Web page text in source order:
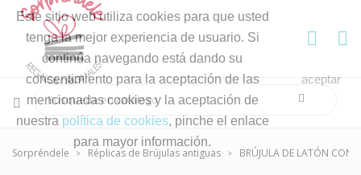
Este sitio web utiliza cookies para que usted
tenga la mejor experiencia de usuario. Si
continúa navegando está dando su
consentimiento para la aceptación de las
mencionadas cookies y la aceptación de
nuestra política de cookies, pinche el enlace
para mayor información.
aceptar
Sorpréndele Réplicas de Brújulas antiguas BRÚJULA DE LATÓN CON